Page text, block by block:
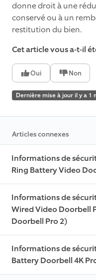
donne droit à une
conservé ou à un
restitution du bien.
Cet article vous a-t-il
Oui Non
Dernière mise à jour il y a 1
Articles connexes
Informations de
Ring Battery Video
Informations de
Wired Video Doorbell
Doorbell Pro 2)
Informations de
Battery Doorbell 4K